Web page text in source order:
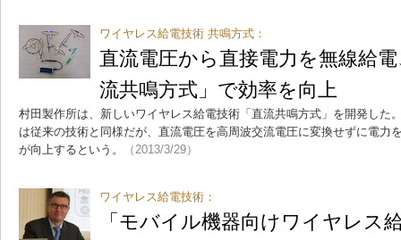
ワイヤレス給電技術 共鳴方式：
直流電圧から直接電力を無線給
流共鳴方式」で効率を向上
村田製作所は、新しいワイヤレス給電技術「直流共鳴方式」を開発した
は従来の技術と同様だが、直流電圧を高周波交流電圧に変換せずに電力
が向上するという。
（2013/3/29）
ワイヤレス給電技術：
「モバイル機器向けワイヤレス